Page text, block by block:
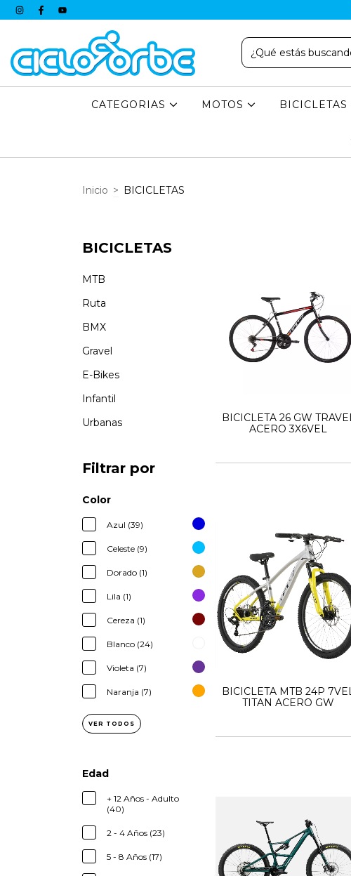
CATEGORIAS MOTOS BICICLETAS
Inicio > BICICLETAS
BICICLETAS
MTB
Ruta
BMX
Gravel
E-Bikes
Infantil
Urbanas
Filtrar por
Color
Azul (39)
Celeste (9)
Dorado (1)
Lila (1)
Cereza (1)
Blanco (24)
Violeta (7)
Naranja (7)
VER TODOS
Edad
+ 12 Años - Adulto
(40)
2 - 4 Años (23)
5 - 8 Años (17)
BICICLETA 26 GW
ACERO 3X6VEL
BICICLETA MTB 24P 7VEL
TITAN ACERO GW